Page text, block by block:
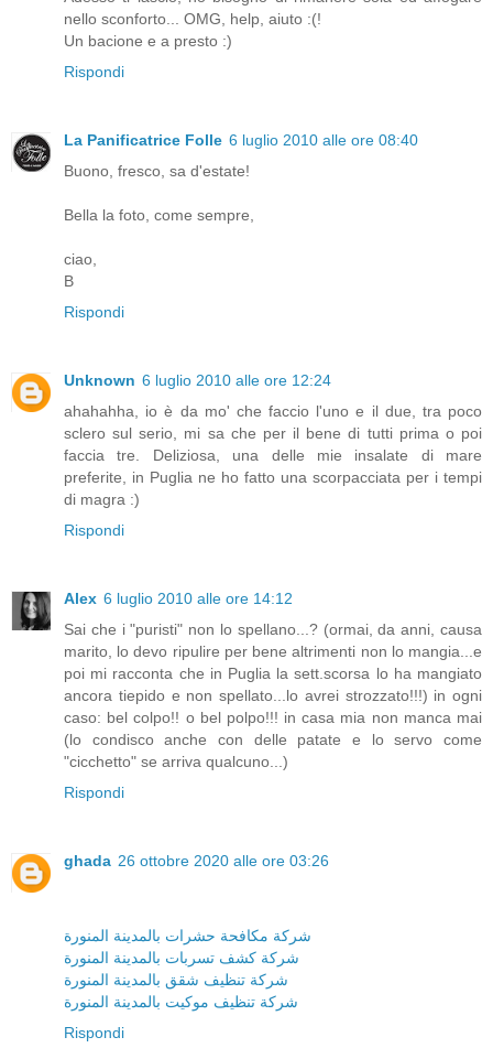
nello sconforto... OMG, help, aiuto :(!
Un bacione e a presto :)
Rispondi
La Panificatrice Folle 6 luglio 2010 alle ore 08:40
Buono, fresco, sa d'estate!
Bella la foto, come sempre,
ciao,
B
Rispondi
Unknown 6 luglio 2010 alle ore 12:24
ahahahha, io è da mo' che faccio l'uno e il due, tra poco
sclero sul serio, mi sa che per il bene di tutti prima o poi
faccia tre. Deliziosa, una delle mie insalate di mare
preferite, in Puglia ne ho fatto una scorpacciata per i tempi
di magra :)
Rispondi
Alex 6 luglio 2010 alle ore 14:12
Sai che i "puristi" non lo spellano...? (ormai, da anni, causa
marito, lo devo ripulire per bene altrimenti non lo mangia...e
poi mi racconta che in Puglia la sett.scorsa lo ha mangiato
ancora tiepido e non spellato...lo avrei strozzato!!!) in ogni
caso: bel colpo!! o bel polpo!!! in casa mia non manca mai
(lo condisco anche con delle patate e lo servo come
"cicchetto" se arriva qualcuno...)
Rispondi
ghada 26 ottobre 2020 alle ore 03:26
شركة مكافحة حشرات بالمدينة المنورة
شركة كشف تسربات بالمدينة المنورة
شركة تنظيف شقق بالمدينة المنورة
شركة تنظيف موكيت بالمدينة المنورة
Rispondi